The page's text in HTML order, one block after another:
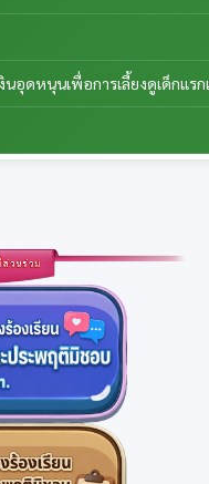
อุดหนุนเพื่อการเลี้ยงดูเด็กแรก